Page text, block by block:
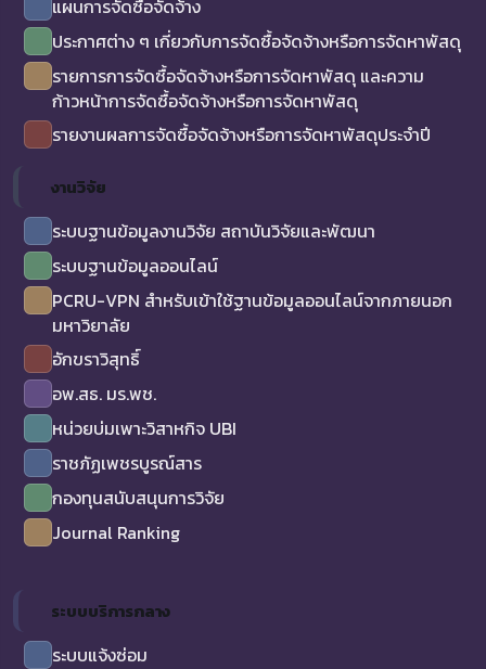
แผนการจัดซื้อจัดจ้าง
ประกาศต่าง ๆ เกี่ยวกับการจัดซื้อจัดจ้างหรือการจัดหาพัสดุ
รายการการจัดซื้อจัดจ้างหรือการจัดหาพัสดุ และความ
ก้าวหน้าการจัดซื้อจัดจ้างหรือการจัดหาพัสดุ
รายงานผลการจัดซื้อจัดจ้างหรือการจัดหาพัสดุประจำปี
งานวิจัย
ระบบฐานข้อมูลงานวิจัย สถาบันวิจัยและพัฒนา
ระบบฐานข้อมูลออนไลน์
PCRU-VPN สำหรับเข้าใช้ฐานข้อมูลออนไลน์จากภายนอก
มหาวิยาลัย
อักขราวิสุทธิ์
อพ.สธ. มร.พช.
หน่วยบ่มเพาะวิสาหกิจ UBI
ราชภัฏเพชรบูรณ์สาร
กองทุนสนับสนุนการวิจัย
Journal Ranking
ระบบบริการกลาง
ระบบแจ้งซ่อม